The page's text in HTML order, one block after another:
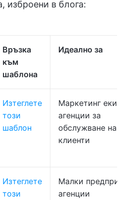
изброени в блога:
Връзка
към
шаблона
Идеално за
Изтеглете
този
шаблон
Маркетинг
агенции за
обслужване на
клиенти
Изтеглете
този
Малки
агенции